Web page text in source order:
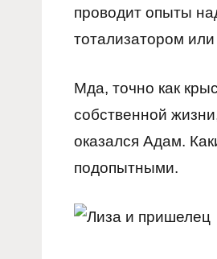
проводит опыты
тотализатором
Мда, точно как
собственной
оказался Адам.
подопытными.